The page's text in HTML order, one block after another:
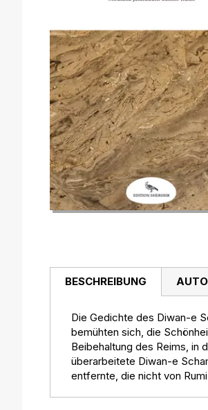
BESCHREIBUNG
Die Gedichte des Diwan-e
bemühten sich, die
Beibehaltung des Reims, in
überarbeitete Diwan-e
entfernte, die nicht von